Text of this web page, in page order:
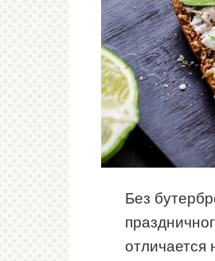
Без
отличается